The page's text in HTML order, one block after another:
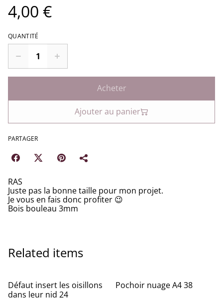
4,00 €
QUANTITÉ
Acheter
Ajouter au panier
PARTAGER
RAS
Juste pas la bonne taille pour mon projet.
Je vous en fais donc profiter 😉
Bois bouleau 3mm
Related items
Défaut insert les oisillons
dans leur nid 24
Pochoir nuage A4 38